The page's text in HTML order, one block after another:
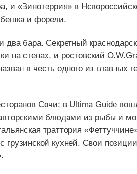
и «Винотеррия» в
и форели.
бара. Секретный
на стенах, и ростовский
в честь одного из главных
Сочи: в Ultima Guide
блюдами из рыбы и
траттория
кухней. Свои